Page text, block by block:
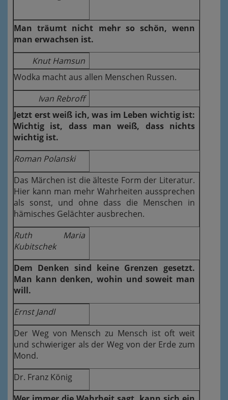
Man träumt nicht mehr so schön, wenn
man erwachsen ist.
Knut Hamsun
Wodka macht aus allen Menschen Russen.
Ivan Rebroff
Jetzt erst weiß ich, was im Leben wichtig ist:
Wichtig ist, dass man weiß, dass nichts
wichtig ist.
Roman Polanski
Das Märchen ist die älteste Form der Literatur.
Hier kann man mehr Wahrheiten aussprechen
als sonst, und ohne dass die Menschen in
hämisches Gelächter ausbrechen.
Ruth Maria
Kubitschek
Dem Denken sind keine Grenzen gesetzt.
Man kann denken, wohin und soweit man
will.
Ernst Jandl
Der Weg von Mensch zu Mensch ist oft weit
und schwieriger als der Weg von der Erde zum
Mond.
Dr. Franz König